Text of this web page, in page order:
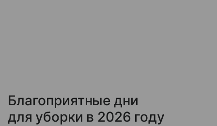
Благоприятные дни
для уборки в 2026 году